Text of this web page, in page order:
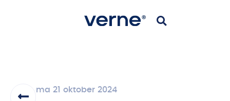
ma 21 oktober 2024